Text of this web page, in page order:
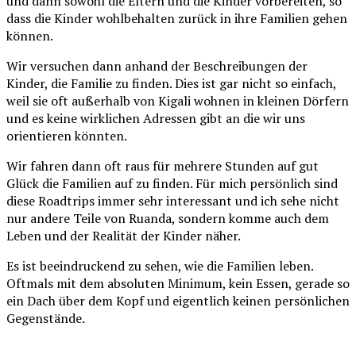
dass die Kinder wohlbehalten zurück in ihre Familien gehen
können.
Wir versuchen dann anhand der Beschreibungen der
Kinder, die Familie zu finden. Dies ist gar nicht so einfach,
weil sie oft außerhalb von Kigali wohnen in kleinen Dörfern
und es keine wirklichen Adressen gibt an die wir uns
orientieren könnten.
Wir fahren dann oft raus für mehrere Stunden auf gut
Glück die Familien auf zu finden. Für mich persönlich sind
diese Roadtrips immer sehr interessant und ich sehe nicht
nur andere Teile von Ruanda, sondern komme auch dem
Leben und der Realität der Kinder näher.
Es ist beeindruckend zu sehen, wie die Familien leben.
Oftmals mit dem absoluten Minimum, kein Essen, gerade so
ein Dach über dem Kopf und eigentlich keinen persönlichen
Gegenstände.